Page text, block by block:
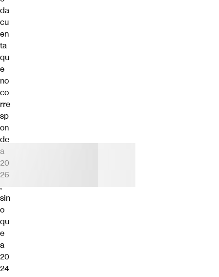
da
cu
en
ta
qu
e
no
co
rre
sp
on
de
a
20
26
,
sin
o
qu
e
a
20
24